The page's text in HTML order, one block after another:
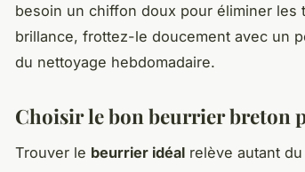
besoin un chiffon doux pour éliminer les
brillance, frottez-le doucement avec un
du nettoyage hebdomadaire.
Choisir le bon beurrier breton
Trouver le beurrier idéal relève autant